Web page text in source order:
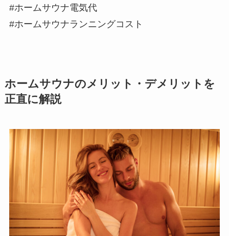
#ホームサウナ電気代
#ホームサウナランニングコスト
ホームサウナのメリット・デメリットを
正直に解説